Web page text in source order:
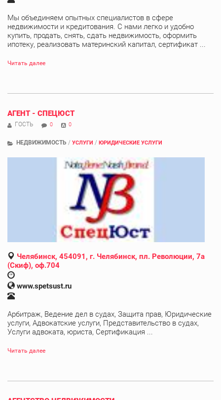
Мы объединяем опытных специалистов в сфере
недвижимости и кредитования. С нами легко и удобно
купить, продать, снять, сдать недвижимость, оформить
ипотеку, реализовать материнский капитал, сертификат ...
Читать далее
АГЕНТ - СПЕЦЮСТ
ГОСТЬ 0 0
НЕДВИЖИМОСТЬ / УСЛУГИ / ЮРИДИЧЕСКИЕ УСЛУГИ
Челябинск, 454091, г. Челябинск, пл. Революции, 7а
(Скиф), оф.704
www.spetsust.ru
Арбитраж, Ведение дел в судах, Защита прав, Юридические
услуги, Адвокатские услуги, Представительство в судах,
Услуги адвоката, юриста, Сертификация ...
Читать далее